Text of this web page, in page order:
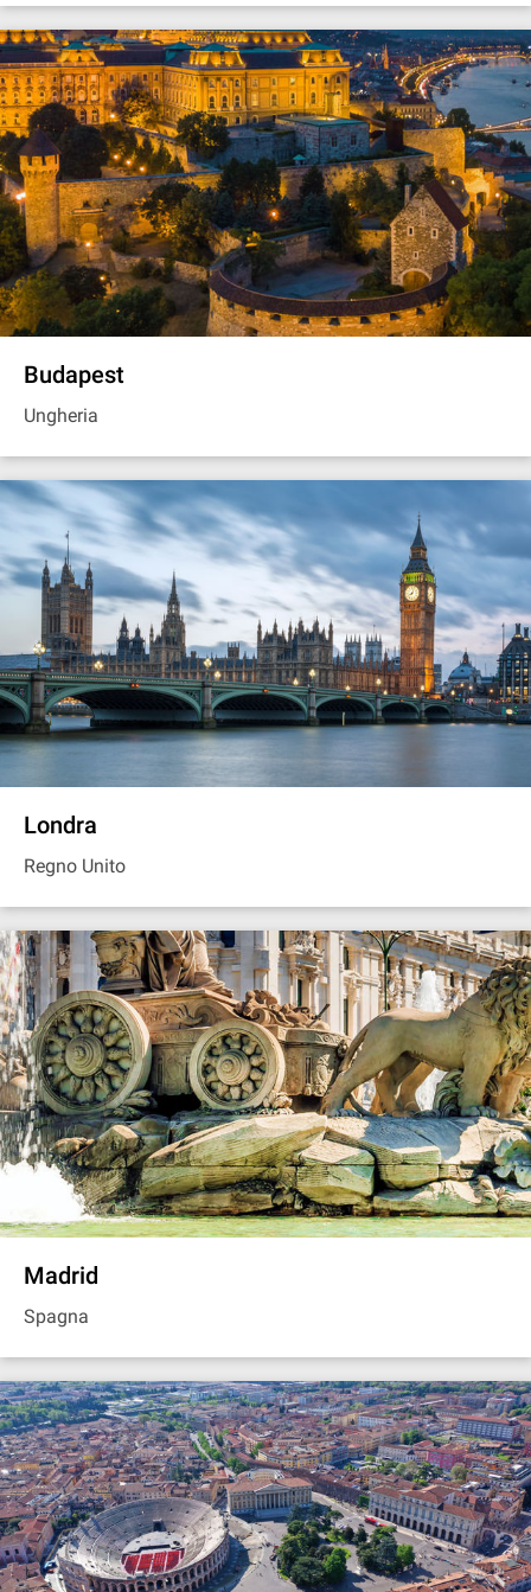
Budapest
Ungheria
Londra
Regno Unito
Madrid
Spagna